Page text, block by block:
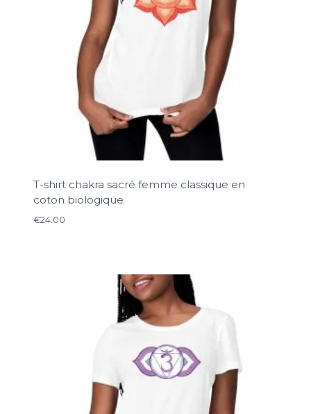
T-shirt chakra sacré femme classique en
coton biologique
€24.00